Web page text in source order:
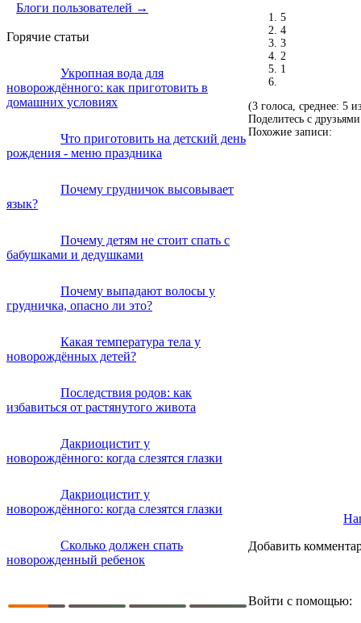
Блоги пользователей →
Горячие статьи
Укропная вода для
новорождённого: как приготовить в
домашних условиях
Что приготовить на детский день
рождения - меню праздника
Почему грудничок высовывает
язык?
Почему детям не стоит спать с
бабушками и дедушками
Почему выпадают волосы у
грудничка, опасно ли это?
Какая температура тела у
новорождённых детей?
Последствия родов: как
избавиться от растянутого живота
Дакриоцистит у
новорождённого: когда слезятся глазки
Дакриоцистит у
новорождённого: когда слезятся глазки
Сколько должен спать
новорожденный ребенок
5
4
3
2
1
(3 голоса, среднее: 5
Поделитесь с
Похожие записи:
Добавить
Войти с помощью: